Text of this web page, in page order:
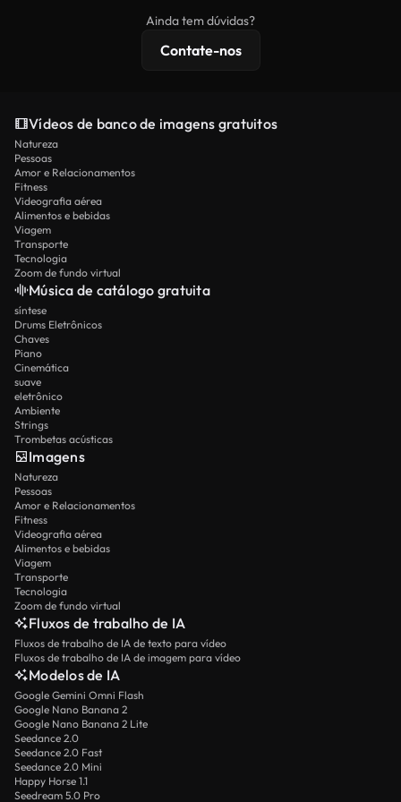
licenciamento estendidas.
Ainda tem dúvidas?
Contate-nos
Vídeos de banco de imagens gratuitos
Natureza
Pessoas
Amor e Relacionamentos
Fitness
Videografia aérea
Alimentos e bebidas
Viagem
Transporte
Tecnologia
Zoom de fundo virtual
Música de catálogo gratuita
síntese
Drums Eletrônicos
Chaves
Piano
Cinemática
suave
eletrônico
Ambiente
Strings
Trombetas acústicas
Imagens
Natureza
Pessoas
Amor e Relacionamentos
Fitness
Videografia aérea
Alimentos e bebidas
Viagem
Transporte
Tecnologia
Zoom de fundo virtual
Fluxos de trabalho de IA
Fluxos de trabalho de IA de texto para vídeo
Fluxos de trabalho de IA de imagem para vídeo
Modelos de IA
Google Gemini Omni Flash
Google Nano Banana 2
Google Nano Banana 2 Lite
Seedance 2.0
Seedance 2.0 Fast
Seedance 2.0 Mini
Happy Horse 1.1
Seedream 5.0 Pro